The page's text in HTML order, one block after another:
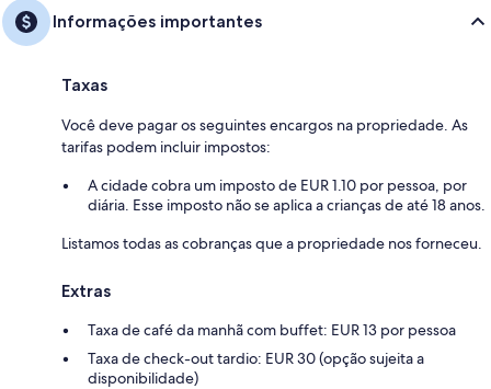
Informações importantes
Taxas
Você deve pagar os seguintes encargos na propriedade. As
tarifas podem incluir impostos:
A cidade cobra um imposto de EUR 1.10 por pessoa, por
diária. Esse imposto não se aplica a crianças de até 18 anos.
Listamos todas as cobranças que a propriedade nos forneceu.
Extras
Taxa de café da manhã com buffet: EUR 13 por pessoa
Taxa de check-out tardio: EUR 30 (opção sujeita a
disponibilidade)